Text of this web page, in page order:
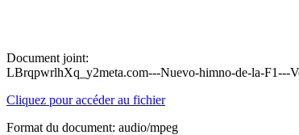
Document joint:
LBrqpwrlhXq_y2meta.com---Nuevo-himno-de-la-F1---
Cliquez pour accéder au fichier
Format du document: audio/mpeg